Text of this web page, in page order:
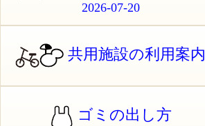
2026-07-20
共用施設の利用案内
ゴミの出し方